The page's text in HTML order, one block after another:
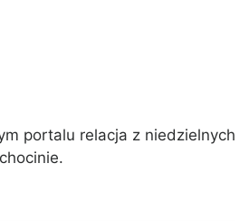
portalu relacja z niedzielnych